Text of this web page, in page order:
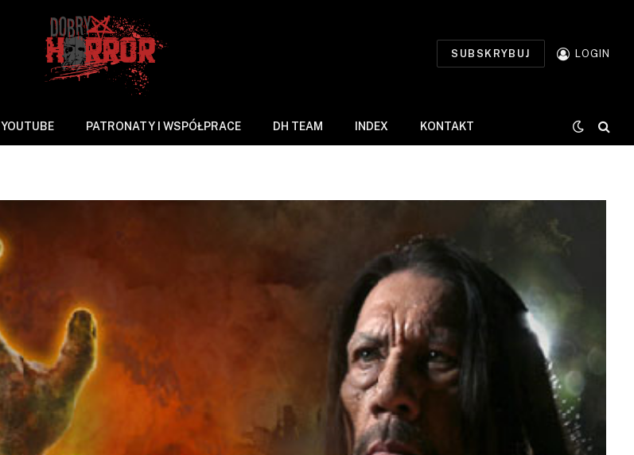
SUBSKRYBUJ LOGIN
YOUTUBE PATRONATY I WSPÓŁPRACE DH TEAM INDEX KONTAKT